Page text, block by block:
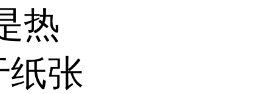
热
纸张